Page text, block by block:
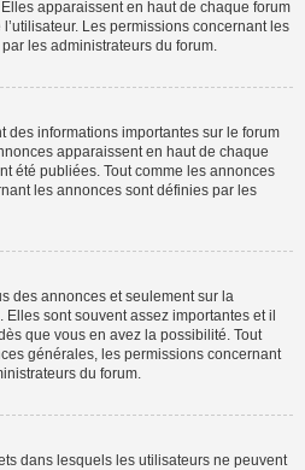
apparaissent en haut de chaque forum
Les permissions concernant les
les administrateurs du forum.
des informations importantes sur le forum
apparaissent en haut de chaque
été publiées. Tout comme les annonces
les annonces sont définies par les
des annonces et seulement sur la
sont souvent assez importantes et il
que vous en avez la possibilité. Tout
générales, les permissions concernant
du forum.
dans lesquels les utilisateurs ne peuvent